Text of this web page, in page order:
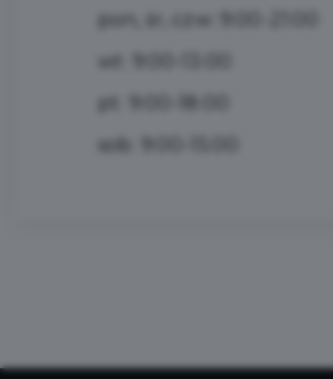
pon, śr, czw: 9:00-21:00
wt: 9:00-13:00
sob: 9:00-15:00